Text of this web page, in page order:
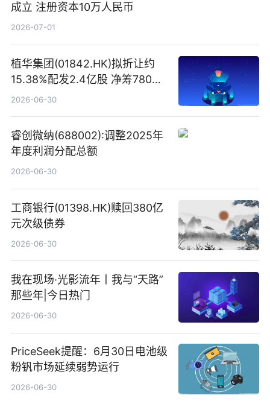
成立 注册资本10万人民币
2026-07-01
植华集团(01842.HK)拟折让约
15.38%配发2.4亿股 净筹780万
港元
2026-06-30
睿创微纳(688002):调整2025年
年度利润分配总额
2026-06-30
工商银行(01398.HK)赎回380亿
元次级债券
2026-06-30
我在现场·光影流年丨我与“天路”
那些年|今日热门
2026-06-30
PriceSeek提醒：6月30日电池级
粉钒市场延续弱势运行
2026-06-30